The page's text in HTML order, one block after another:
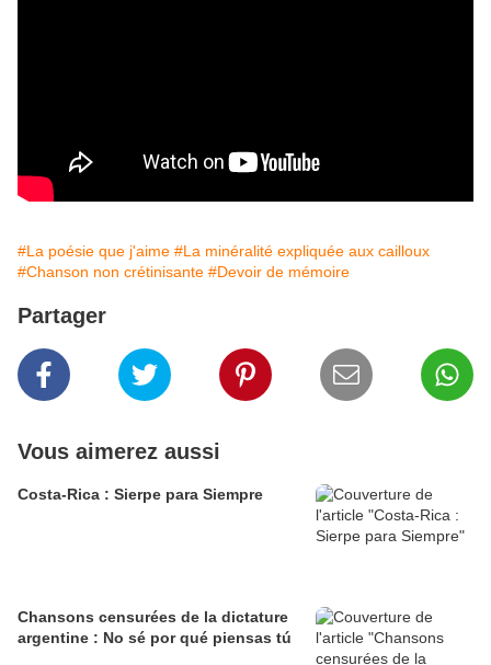
#La poésie que j'aime #La minéralité expliquée aux cailloux
#Chanson non crétinisante #Devoir de mémoire
Partager
Vous aimerez aussi
Costa-Rica : Sierpe para Siempre
Chansons censurées de la dictature
argentine : No sé por qué piensas tú